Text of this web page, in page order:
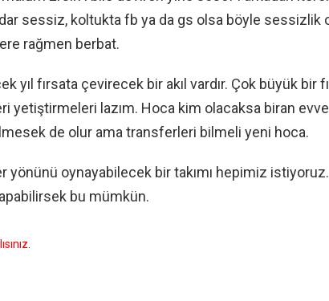
sessiz, koltukta fb ya da gs olsa böyle sessizlik
rağmen berbat.
yıl fırsata çevirecek bir akıl vardır. Çok büyük bir
yetiştirmeleri lazım. Hoca kim olacaksa biran
de olur ama transferleri bilmeli yeni hoca.
yönünü oynayabilecek bir takımı hepimiz istiyoruz.
bu mümkün.